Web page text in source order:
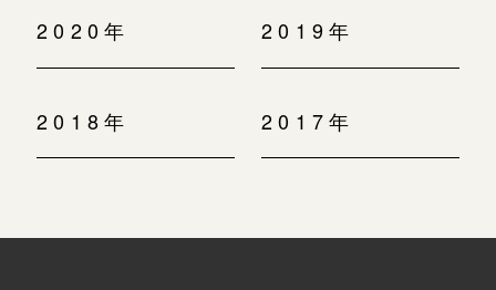
2020年 2019年
2018年 2017年